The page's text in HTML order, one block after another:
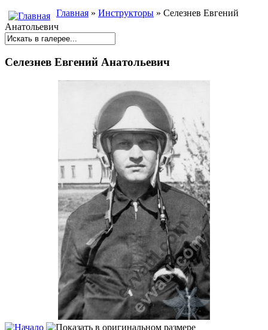
Главная » Инструкторы » Селезнев Евгений
Анатольевич
Селезнев Евгений Анатольевич